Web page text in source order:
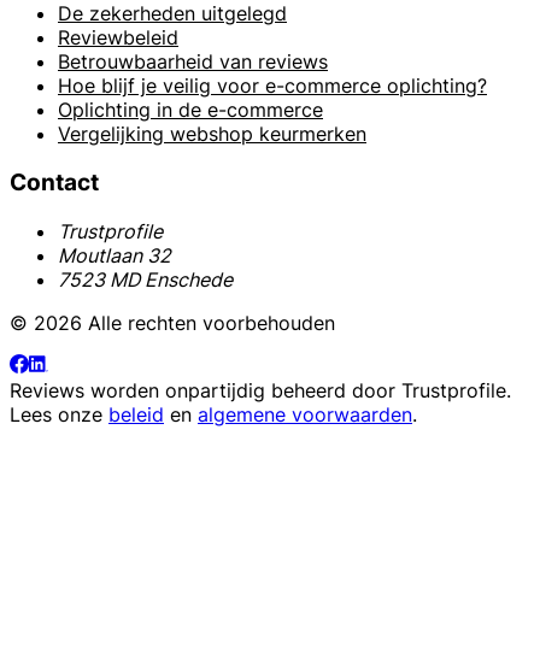
De zekerheden uitgelegd
Reviewbeleid
Betrouwbaarheid van reviews
Hoe blijf je veilig voor e-commerce oplichting?
Oplichting in de e-commerce
Vergelijking webshop keurmerken
Contact
Trustprofile
Moutlaan 32
7523 MD Enschede
© 2026 Alle rechten voorbehouden
Reviews worden onpartijdig beheerd door Trustprofile.
Lees onze beleid en algemene voorwaarden.